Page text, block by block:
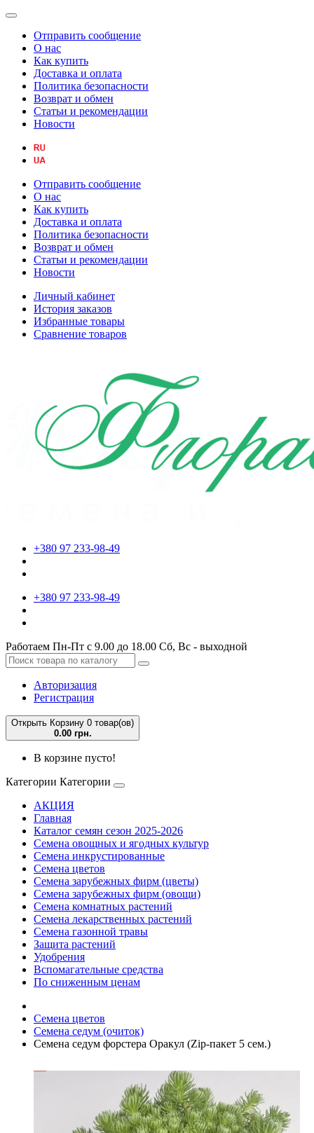
Отправить сообщение
О нас
Как купить
Доставка и оплата
Политика безопасности
Возврат и обмен
Статьи и рекомендации
Новости
Отправить сообщение
О нас
Как купить
Доставка и оплата
Политика безопасности
Возврат и обмен
Статьи и рекомендации
Новости
Личный кабинет
История заказов
Избранные товары
Сравнение товаров
+380 97 233-98-49
+380 97 233-98-49
Работаем Пн-Пт с 9.00 до 18.00 Сб, Вс - выходной
Авторизация
Регистрация
Открыть Корзину 0 товар(ов)
0.00 грн.
В корзине пусто!
Категории Категории
АКЦИЯ
Главная
Каталог семян сезон 2025-2026
Семена овощных и ягодных культур
Семена инкрустированные
Семена цветов
Семена зарубежных фирм (цветы)
Семена зарубежных фирм (овощи)
Семена комнатных растений
Семена лекарственных растений
Семена газонной травы
Защита растений
Удобрения
Вспомагательные средства
По сниженным ценам
Семена цветов
Семена седум (очиток)
Семена седум форстера Оракул (Zip-пакет 5 сем.)